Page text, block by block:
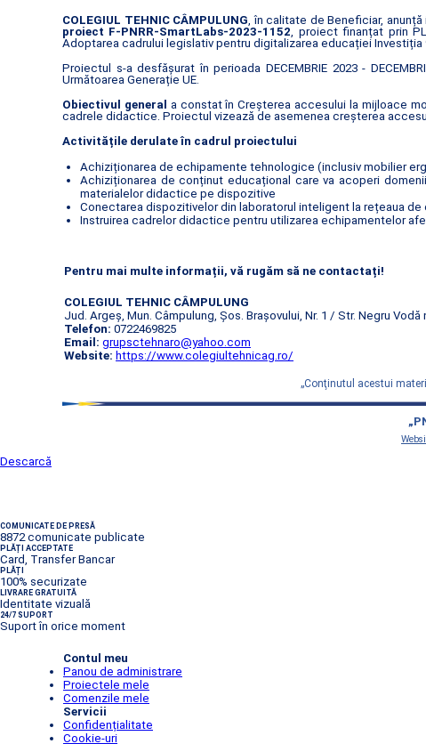
COLEGIUL TEHNIC CÂMPULUNG, în calitate de Beneficiar,
proiect F-PNRR-SmartLabs-2023-1152, proiect finanțat prin
Adoptarea cadrului legislativ pentru digitalizarea educației
Proiectul s-a desfășurat în perioada DECEMBRIE 2023 -
Următoarea Generație UE.
Obiectivul general a constat în Creșterea accesului la mijloace
cadrele didactice. Proiectul vizează de asemenea creșterea
Activitățile derulate în cadrul proiectului
Achiziționarea de echipamente tehnologice (inclusiv mobilier
Achiziționarea de conținut educațional care va acoperi
materialelor didactice pe dispozitive
Conectarea dispozitivelor din laboratorul inteligent la rețeaua
Instruirea cadrelor didactice pentru utilizarea echipamentelor
Pentru mai multe informații, vă rugăm să ne contactați!
COLEGIUL TEHNIC CÂMPULUNG
Jud. Argeș, Mun. Câmpulung, Șos. Brașovului, Nr. 1 / Str. Negru Vodă
Telefon: 0722469825
Email: grupsctehnaro@yahoo.com
Website: https://www.colegiultehnicag.ro/
„Conţinutul acestui
Descarcă
COMUNICATE DE PRESĂ
8872 comunicate publicate
PLĂȚI ACCEPTATE
Card, Transfer Bancar
PLĂȚI
100% securizate
LIVRARE GRATUITĂ
Identitate vizuală
24/7 SUPORT
Suport în orice moment
Contul meu
Panou de administrare
Proiectele mele
Comenzile mele
Servicii
Confidențialitate
Cookie-uri